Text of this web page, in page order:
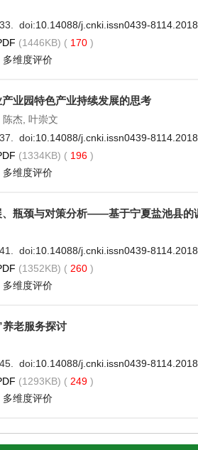
doi:10.14088/j.cnki.issn0439-
(1446KB) ( 170 )
多维度评价
业园特色产业持续发展的思考
杰, 叶崇文
doi:10.14088/j.cnki.issn0439-
(1334KB) ( 196 )
多维度评价
、瓶颈与对策分析——基于宁夏盐池县的
doi:10.14088/j.cnki.issn0439-
(1352KB) ( 260 )
多维度评价
老服务探讨
doi:10.14088/j.cnki.issn0439-
(1293KB) ( 249 )
多维度评价